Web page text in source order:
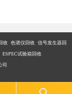
收 色谱仪回收 信号发生器回
试验箱回收
司